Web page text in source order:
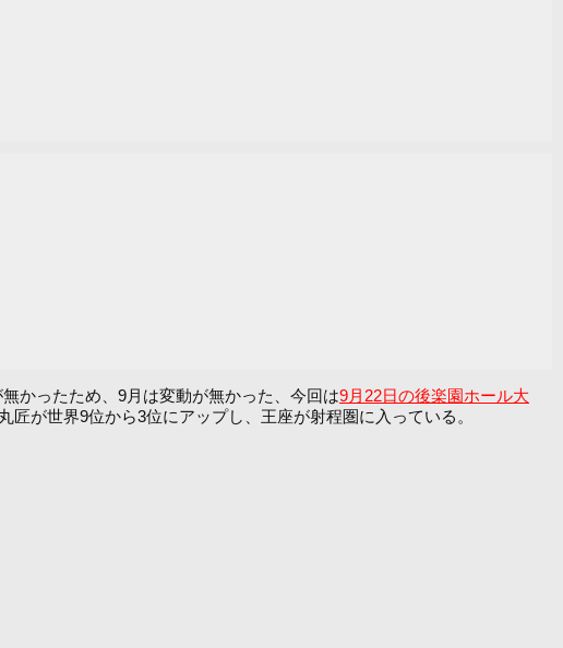
かったため、9月は変動が無かった、今回は9月22日の後楽園ホール大
が世界9位から3位にアップし、王座が射程圏に入っている。